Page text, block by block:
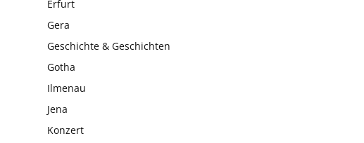
Erfurt
Gera
Geschichte & Geschichten
Gotha
Ilmenau
Jena
Konzert